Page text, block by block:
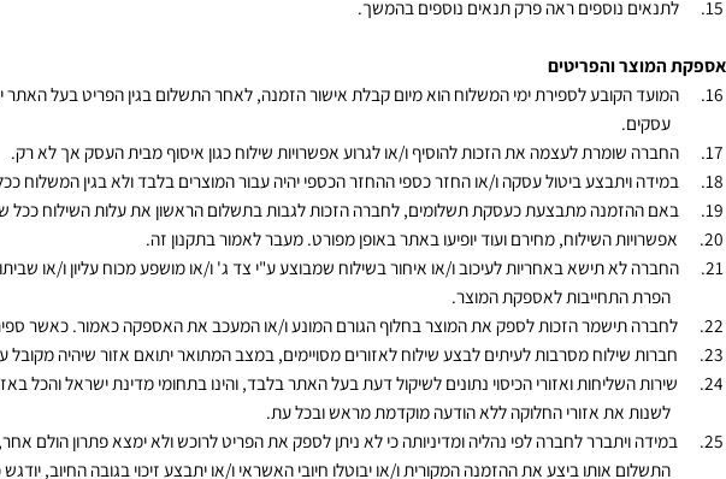
יישא באף נזק ישיר ו/או עקיף להזמנות שלא קיבלו אישור הזמנה.
והפריטים
שומרת לעצמה את הזכות להוסיף ו/או לגרוע אפשרויות שילוח כגון איסוף מבית העסק אך לא רק.
ויתבצע ביטול עסקה ו/או החזר כספי ההחזר הכספי יהיה עבור המוצרים בלבד ולא בגין המשלוח ככל
ההזמנה מתבצעת כעסקת תשלומים, לחברה הזכות לגבות בתשלום הראשון את עלות השילוח ככל שישנו.
השילוח, מחירם ועוד יופיעו באתר באופן מפורט. מעבר לאמור בתקנון זה.
לא תישא באחריות לעיכוב ו/או איחור בשילוח שמבוצע ע"י צד ג' ו/או מושפע מכוח עליון ו/או
התחייבות לאספקת המוצר.
תישמר הזכות לספק את המוצר בחלוף הגורם המונע ו/או המעכב את האספקה כאמור. כאשר ספירת
שילוח מסרבות לעיתים לבצע שילוח לאזורים מסויימים, במצב המתואר יתואם אזור שיהיה מקובל על שני
השליחות ואזורי הכיסוי נתונים לשיקול דעת בעל האתר בלבד, והינו בתחומי מדינת ישראל והכל
את אזורי החלוקה ללא הודעה מוקדמת מראש ובכל עת.